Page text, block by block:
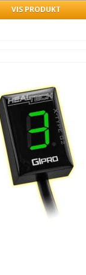
VIS PRODUKT